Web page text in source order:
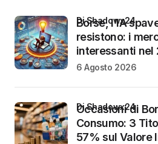
Borse, l’IA
resistono: i
interessanti nel
di Shadowx24
6 Agosto 2026
Occasioni di
Consumo: 3
57% sul Valore
di Shadowx24